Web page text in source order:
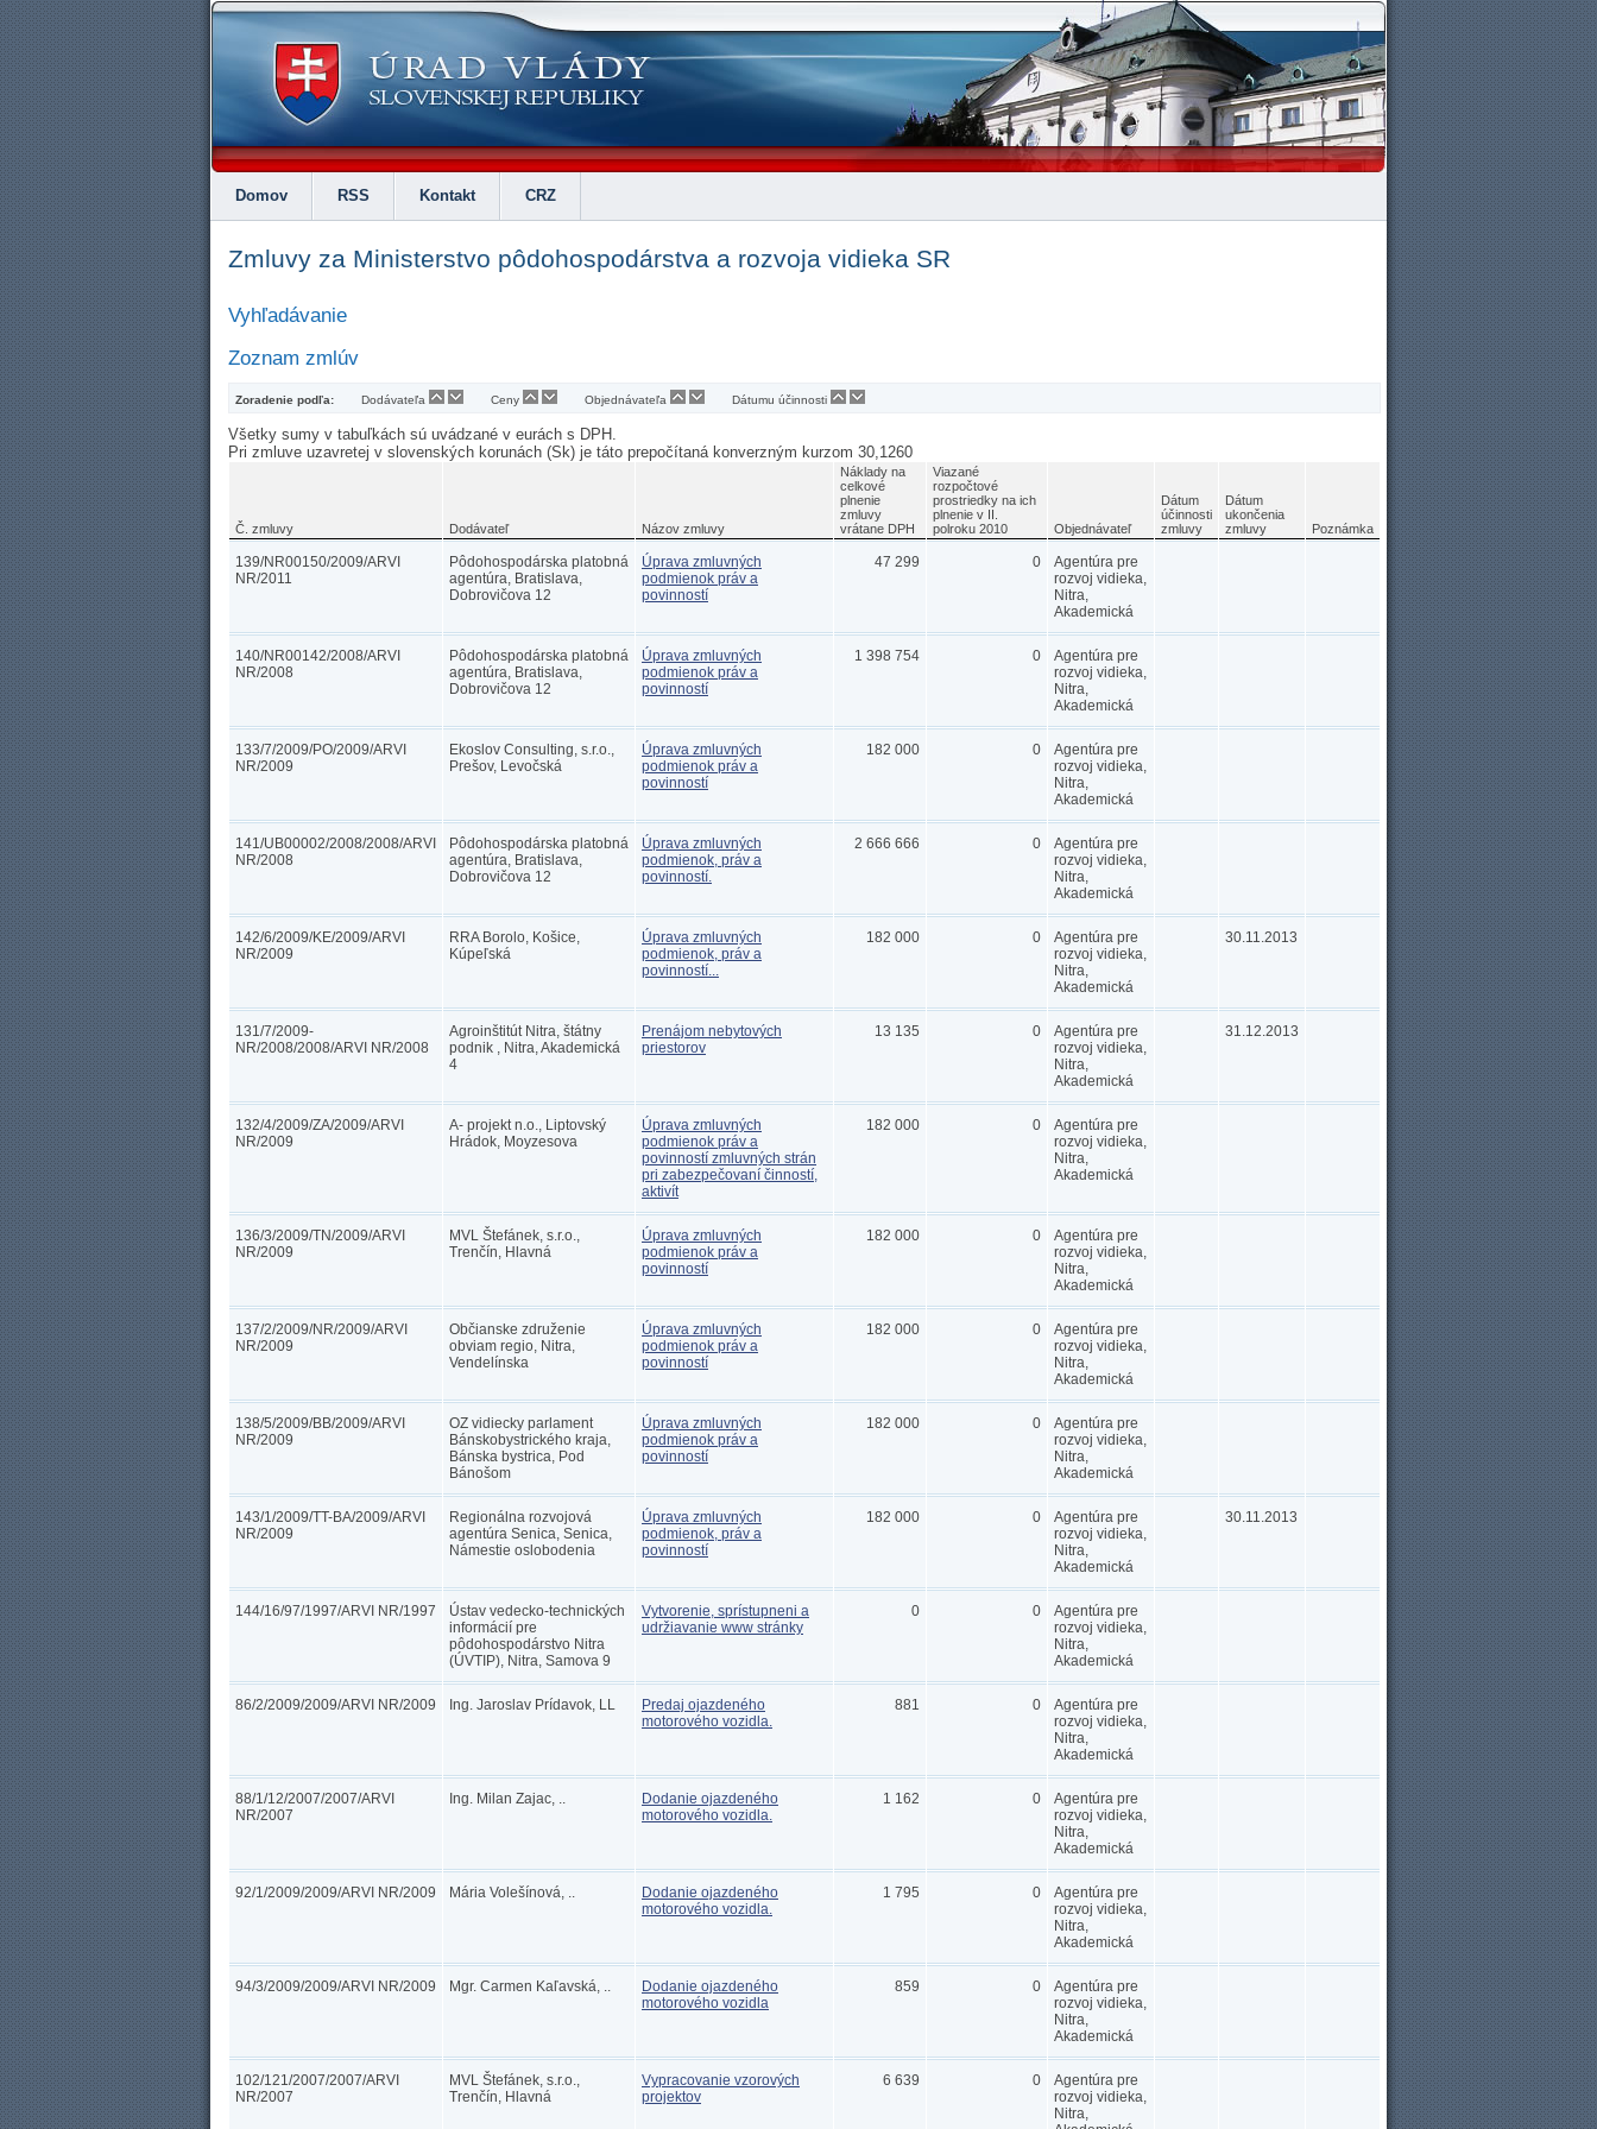
Domov RSS Kontakt CRZ
Zmluvy za Ministerstvo pôdohospodárstva a rozvoja vidieka SR
Vyhľadávanie
Zoznam zmlúv
Zoradenie podľa: Dodávateľa Ceny Objednávateľa Dátumu účinnosti
Všetky sumy v tabuľkách sú uvádzané v eurách s DPH.
Pri zmluve uzavretej v slovenských korunách (Sk) je táto prepočítaná konverzným kurzom 30,1260
Č. zmluvy Dodávateľ Názov zmluvy
Náklady na
celkové
plnenie
zmluvy
vrátane DPH
Viazané
rozpočtové
prostriedky na ich
plnenie v II.
polroku 2010
Objednávateľ
Dátum
účinnosti
zmluvy
Dátum
ukončenia
zmluvy
Poznámka
139/NR00150/2009/ARVI
NR/2011
Pôdohospodárska platobná
agentúra, Bratislava,
Dobrovičova 12
Úprava zmluvných
podmienok práv a
povinností
47 299 0
Agentúra pre
rozvoj vidieka,
Nitra,
Akademická
140/NR00142/2008/ARVI
NR/2008
Pôdohospodárska platobná
agentúra, Bratislava,
Dobrovičova 12
Úprava zmluvných
podmienok práv a
povinností
1 398 754 0
Agentúra pre
rozvoj vidieka,
Nitra,
Akademická
133/7/2009/PO/2009/ARVI
NR/2009
Ekoslov Consulting, s.r.o.,
Prešov, Levočská
Úprava zmluvných
podmienok práv a
povinností
182 000 0
Agentúra pre
rozvoj vidieka,
Nitra,
Akademická
141/UB00002/2008/2008/ARVI
NR/2008
Pôdohospodárska platobná
agentúra, Bratislava,
Dobrovičova 12
Úprava zmluvných
podmienok, práv a
povinností.
2 666 666 0
Agentúra pre
rozvoj vidieka,
Nitra,
Akademická
142/6/2009/KE/2009/ARVI
NR/2009
RRA Borolo, Košice,
Kúpeľská
Úprava zmluvných
podmienok, práv a
povinností...
182 000 0
Agentúra pre
rozvoj vidieka,
Nitra,
Akademická
30.11.2013
131/7/2009-
NR/2008/2008/ARVI NR/2008
Agroinštitút Nitra, štátny
podnik , Nitra, Akademická
4
Prenájom nebytových
priestorov
13 135 0
Agentúra pre
rozvoj vidieka,
Nitra,
Akademická
31.12.2013
132/4/2009/ZA/2009/ARVI
NR/2009
A- projekt n.o., Liptovský
Hrádok, Moyzesova
Úprava zmluvných
podmienok práv a
povinností zmluvných strán
pri zabezpečovaní činností,
aktivít
182 000 0
Agentúra pre
rozvoj vidieka,
Nitra,
Akademická
136/3/2009/TN/2009/ARVI
NR/2009
MVL Štefánek, s.r.o.,
Trenčín, Hlavná
Úprava zmluvných
podmienok práv a
povinností
182 000 0
Agentúra pre
rozvoj vidieka,
Nitra,
Akademická
137/2/2009/NR/2009/ARVI
NR/2009
Občianske združenie
obviam regio, Nitra,
Vendelínska
Úprava zmluvných
podmienok práv a
povinností
182 000 0
Agentúra pre
rozvoj vidieka,
Nitra,
Akademická
138/5/2009/BB/2009/ARVI
NR/2009
OZ vidiecky parlament
Bánskobystrického kraja,
Bánska bystrica, Pod
Bánošom
Úprava zmluvných
podmienok práv a
povinností
182 000 0
Agentúra pre
rozvoj vidieka,
Nitra,
Akademická
143/1/2009/TT-BA/2009/ARVI
NR/2009
Regionálna rozvojová
agentúra Senica, Senica,
Námestie oslobodenia
Úprava zmluvných
podmienok, práv a
povinností
182 000 0
Agentúra pre
rozvoj vidieka,
Nitra,
Akademická
30.11.2013
144/16/97/1997/ARVI NR/1997
Ústav vedecko-technických
informácií pre
pôdohospodárstvo Nitra
(ÚVTIP), Nitra, Samova 9
Vytvorenie, sprístupneni a
udržiavanie www stránky
0 0
Agentúra pre
rozvoj vidieka,
Nitra,
Akademická
86/2/2009/2009/ARVI NR/2009 Ing. Jaroslav Prídavok, LL
Predaj ojazdeného
motorového vozidla.
881 0
Agentúra pre
rozvoj vidieka,
Nitra,
Akademická
88/1/12/2007/2007/ARVI
NR/2007
Ing. Milan Zajac, ..
Dodanie ojazdeného
motorového vozidla.
1 162 0
Agentúra pre
rozvoj vidieka,
Nitra,
Akademická
92/1/2009/2009/ARVI NR/2009 Mária Volešínová, ..
Dodanie ojazdeného
motorového vozidla.
1 795 0
Agentúra pre
rozvoj vidieka,
Nitra,
Akademická
94/3/2009/2009/ARVI NR/2009 Mgr. Carmen Kaľavská, ..
Dodanie ojazdeného
motorového vozidla
859 0
Agentúra pre
rozvoj vidieka,
Nitra,
Akademická
102/121/2007/2007/ARVI
NR/2007
MVL Štefánek, s.r.o.,
Trenčín, Hlavná
Vypracovanie vzorových
projektov
6 639 0
Agentúra pre
rozvoj vidieka,
Nitra,